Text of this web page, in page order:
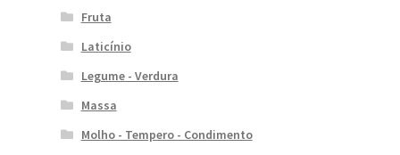
Fruta
Laticínio
Legume - Verdura
Massa
Molho - Tempero - Condimento